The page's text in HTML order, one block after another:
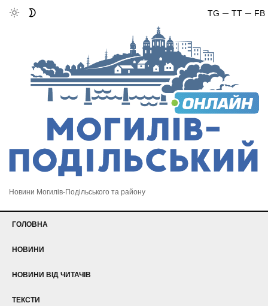
FB
TT
TG
Новини Могилів-Подільського та району
ГОЛОВНА
НОВИНИ
НОВИНИ ВІД ЧИТАЧІВ
ТЕКСТИ